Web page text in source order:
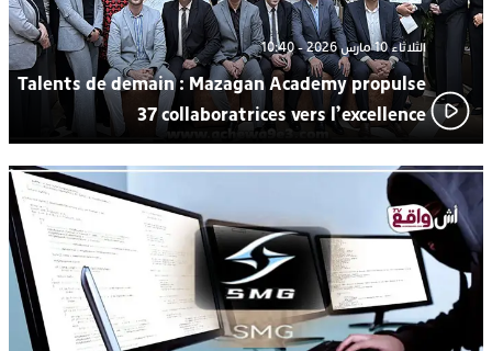
الثلاثاء 10 مارس 2026 - 10:40
Talents de demain : Mazagan Academy propulse
37 collaboratrices vers l’excellence